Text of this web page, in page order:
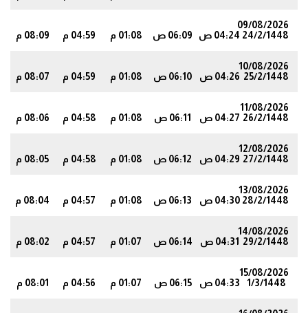
09/08/2026
24/2/1448 04:24 ص 06:09 ص 01:08 م 04:59 م 08:09 م
10/08/2026
25/2/1448 04:26 ص 06:10 ص 01:08 م 04:59 م 08:07 م
11/08/2026
26/2/1448 04:27 ص 06:11 ص 01:08 م 04:58 م 08:06 م
12/08/2026
27/2/1448 04:29 ص 06:12 ص 01:08 م 04:58 م 08:05 م
13/08/2026
28/2/1448 04:30 ص 06:13 ص 01:08 م 04:57 م 08:04 م
14/08/2026
29/2/1448 04:31 ص 06:14 ص 01:07 م 04:57 م 08:02 م
15/08/2026
1/3/1448
04:33 ص 06:15 ص 01:07 م 04:56 م 08:01 م